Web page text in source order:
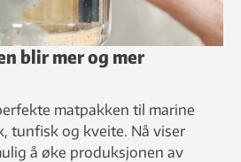
blir mer og mer
matpakken til marine
tunfisk og kveite. Nå viser
å øke produksjonen av